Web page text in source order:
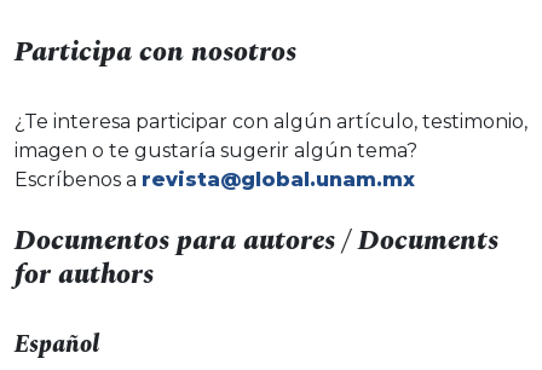
Participa con nosotros
¿Te interesa participar con algún artículo, testimonio,
imagen o te gustaría sugerir algún tema?
Escríbenos a revista@global.unam.mx
Documentos para autores / Documents
for authors
Español